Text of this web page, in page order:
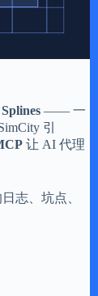
—— 一
引
让 AI 代理
志、坑点、